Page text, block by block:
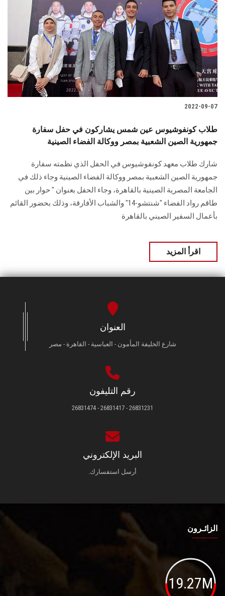
هيئة التدريس
الدراسات العليا
الزائـرون
سجل الان
2022-09-07
طلاب كونفوشيوس عين شمس يشاركون في حفل سفارة
جمهورية الصين الشعبية بمصر ووكالة الفضاء الصينية
شارك طلاب معهد كونفوشيوس في الحفل الذي نظمته سفارة
جمهورية الصين الشعبية بمصر ووكالة الفضاء الصينية وجاء ذلك في
الجامعة المصرية الصينية بالقاهرة، وجاء الحفل بعنوان " حوار بين
طاقم رواد الفضاء "شنتشو-14" والشباب الأفارقة، وذلك بحضور القائم
بأعمال السفير الصيني بالقاهرة
اقرأ المزيد
العنوان
شارع الخليفة المأمون - العباسية - القاهرة - مصر
رقم التليفون
26831231 - 26831417 - 26831474
البريد الإلكتروني
أرسل استفسارك.
الزائـرون
19.27M